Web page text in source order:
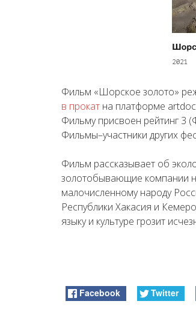
Фильм «Шорское золото»
в прокат на платформе
Фильму присвоен рейтинг 3
Фильмы–участники других
Фильм рассказывает об
золотобывающие компании
малочисленному народу
Республики Хакасия и
языку и культуре грозит
Facebook Twitter